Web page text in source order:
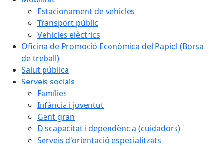
Estacionament de vehicles
Transport públic
Vehicles elèctrics
Oficina de Promoció Econòmica del Papiol (Borsa
de treball)
Salut pública
Serveis socials
Famílies
Infància i joventut
Gent gran
Discapacitat i dependència (cuidadors)
Serveis d'orientació especialitzats